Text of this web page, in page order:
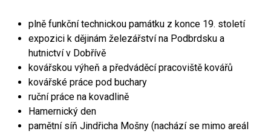
plně funkční technickou památku z konce 19. století
expozici k dějinám železářství na Podbrdsku a
hutnictví v Dobřívě
kovářskou výheň a předváděcí pracoviště kovářů
kovářské práce pod buchary
ruční práce na kovadlině
Hamernický den
pamětní síň Jindřicha Mošny (nachází se mimo areál